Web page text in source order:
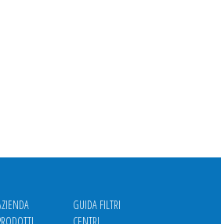
GUIDA FILTRI